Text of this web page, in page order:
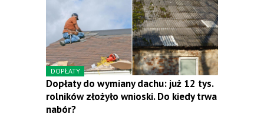
DOPŁATY
Dopłaty do wymiany dachu: już 12 tys.
rolników złożyło wnioski. Do kiedy trwa
nabór?